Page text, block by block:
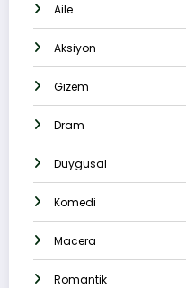
Aile
Aksiyon
Gizem
Dram
Duygusal
Komedi
Macera
Romantik